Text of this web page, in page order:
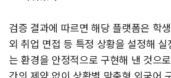
검증 결과에 따르면 해당 플랫폼은 학
외 취업 면접 등 특정 상황을 설정해
는 환경을 안정적으로 구현해 낸 것으